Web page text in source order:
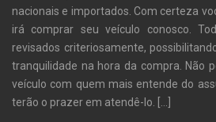
nacionais e importados. Com certeza
irá comprar seu veículo conosco.
revisados criteriosamente,
tranquilidade na hora da compra. Não
veículo com quem mais entende do
terão o prazer em atendê-lo. [...]